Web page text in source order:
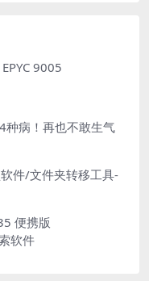
9005
种病！再也不敢生气
件/文件夹转移工具-
便携版
软件